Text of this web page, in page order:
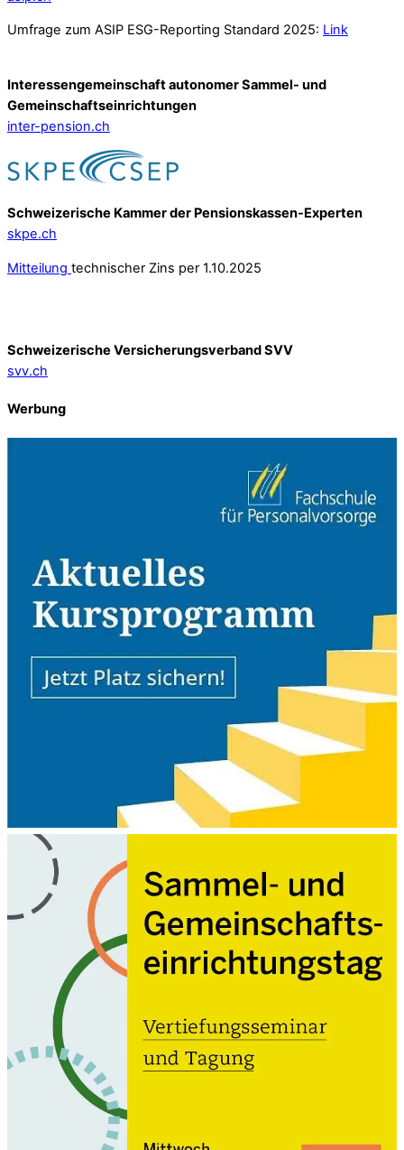
Umfrage zum ASIP ESG-Reporting Standard 2025: Link
Interessengemeinschaft autonomer Sammel- und
Gemeinschafts­einrichtungen
inter-pension.ch
Schweizerische Kammer der Pensionskassen-Experten
skpe.ch
Mitteilung technischer Zins per 1.10.2025
Schweizerische Versicherungsverband SVV
svv.ch
Werbung